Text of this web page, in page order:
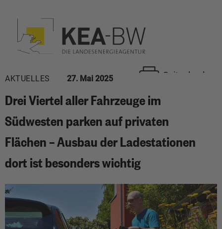
Seite drucken
AKTUELLES 27. Mai 2025
Drei Viertel aller Fahrzeuge im
Südwesten parken auf privaten
Flächen – Ausbau der Ladestationen
dort ist besonders wichtig